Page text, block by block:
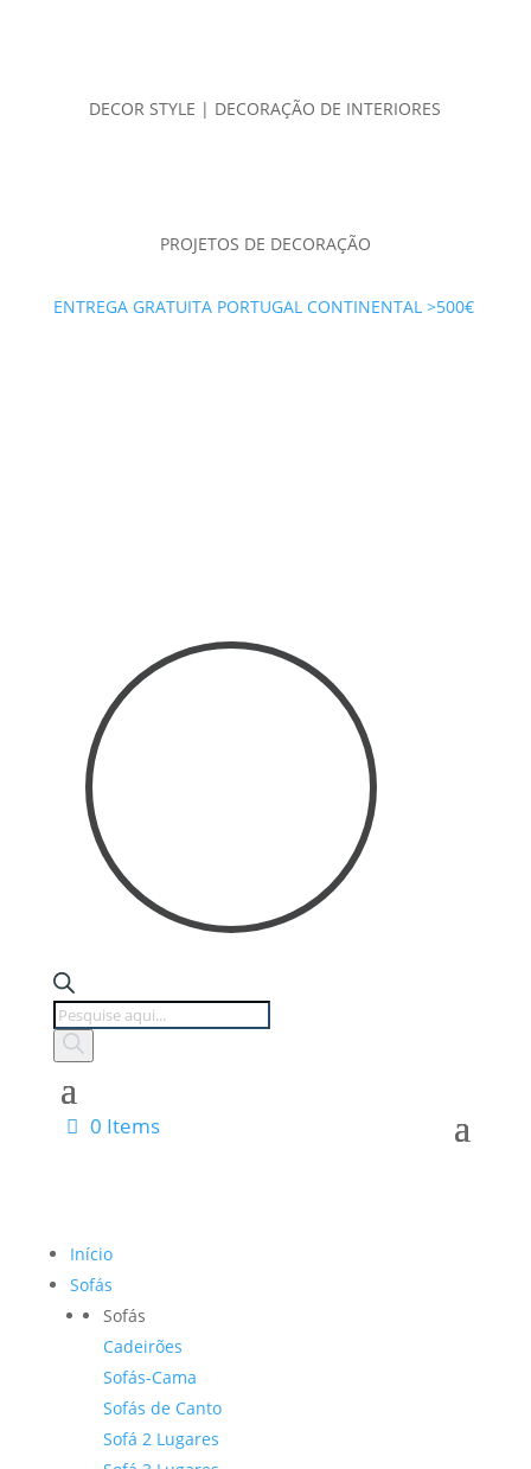
DECOR STYLE | DECORAÇÃO DE INTERIORES
PROJETOS DE DECORAÇÃO
ENTREGA GRATUITA PORTUGAL CONTINENTAL >500€
Products
search
0 Items
Início
Sofás
Sofás
Cadeirões
Sofás-Cama
Sofás de Canto
Sofá 2 Lugares